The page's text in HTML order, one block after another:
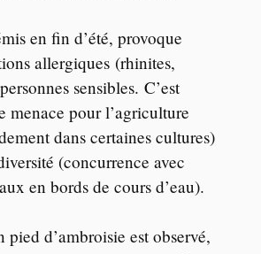
en fin d’été, provoque
allergiques (rhinites,
sensibles. C’est
menace pour l’agriculture
dans certaines cultures)
(concurrence avec
en bords de cours d’eau).
pied d’ambroisie est observé,